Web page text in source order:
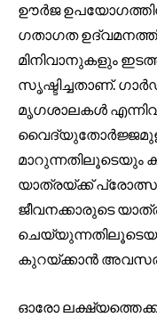
ഊർജ
ഗതാഗത
മിനിവാനുകളും
സൃഷ്ടിച്ചതാണ്.
മൃഗശാലകൾ
യാത്രയ്ക്ക്
ജീവനക്കാരുടെ
കുറയ്ക്കാൻ
ഓരോ